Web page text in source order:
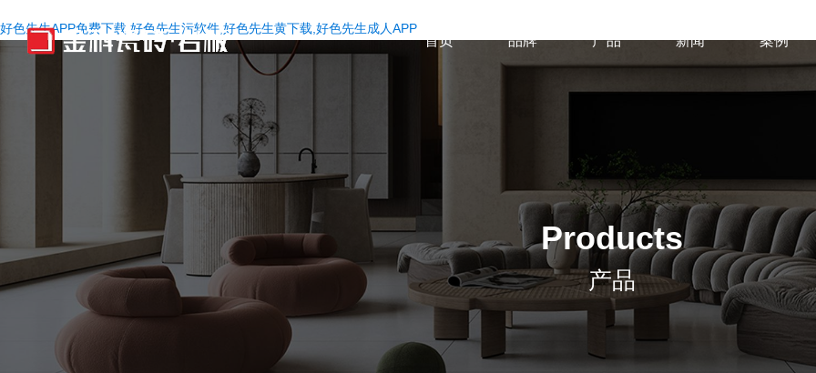
好色先生APP免费下载,好色先生污软件,好色先生黄下载,好色先生成人APP
首页 品牌 产品 新闻 案例
Products
产品